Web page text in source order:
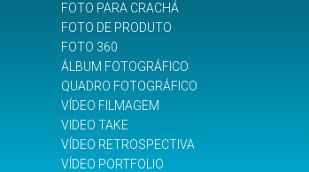
FOTO PARA CRACHÁ
FOTO DE PRODUTO
FOTO 360
ÁLBUM FOTOGRÁFICO
QUADRO FOTOGRÁFICO
VÍDEO FILMAGEM
VIDEO TAKE
VÍDEO RETROSPECTIVA
VÍDEO PORTFOLIO